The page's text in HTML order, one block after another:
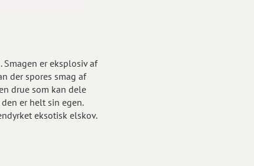
er eksplosiv af
der spores smag af
drue som kan dele
er helt sin egen.
eksotisk elskov.